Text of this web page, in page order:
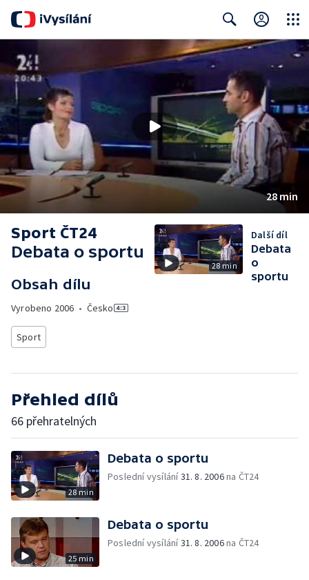
Search Close
28 min
Sport ČT24
Debata o sportu
Obsah dílu
Vyrobeno 2006 • Česko
Sport
28 min
Další díl
Debata
o
sportu
Přehled dílů
66 přehratelných
28 min
Debata o sportu
Poslední vysílání31. 8. 2006na ČT24
25 min
Debata o sportu
Poslední vysílání31. 8. 2006na ČT24